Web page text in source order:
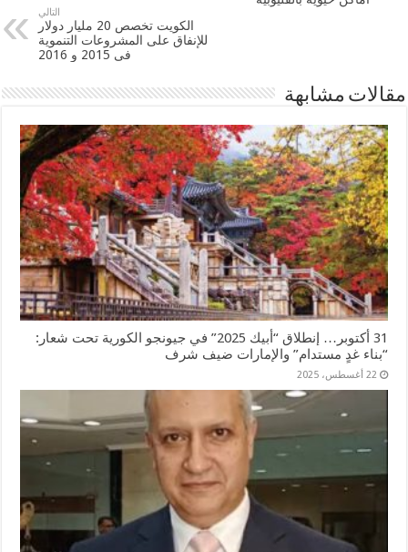
التالي
الكويت‬ تخصص 20 مليار دولار
للإنفاق على المشروعات التنموية
فى 2015 و 2016
مقالات مشابهة
31 أكتوبر… إنطلاق “أبيك 2025” في جيونجو الكورية تحت شعار:
“بناء غدٍ مستدام” والإمارات ضيف شرف
22 أغسطس، 2025